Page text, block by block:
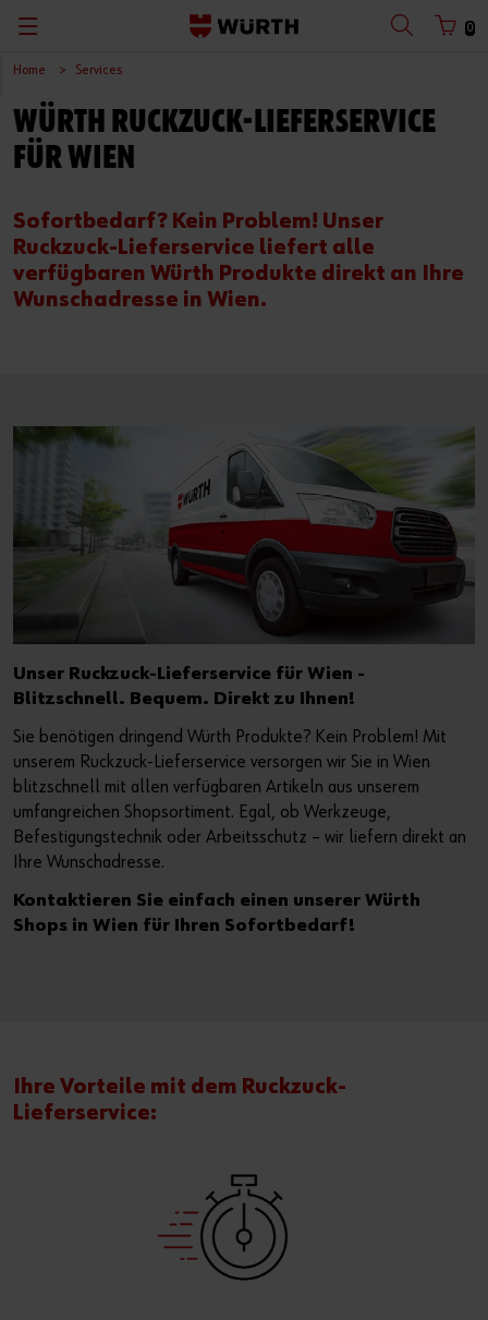
0
Home Services
WÜRTH RUCKZUCK-LIEFERSERVICE
FÜR WIEN
Sofortbedarf? Kein Problem! Unser
Ruckzuck-Lieferservice liefert alle
verfügbaren Würth Produkte direkt an Ihre
Wunschadresse in Wien.
Unser Ruckzuck-Lieferservice für Wien -
Blitzschnell. Bequem. Direkt zu Ihnen!
Sie benötigen dringend Würth Produkte? Kein Problem! Mit
unserem Ruckzuck-Lieferservice versorgen wir Sie in Wien
blitzschnell mit allen verfügbaren Artikeln aus unserem
umfangreichen Shopsortiment. Egal, ob Werkzeuge,
Befestigungstechnik oder Arbeitsschutz – wir liefern direkt an
Ihre Wunschadresse.
Kontaktieren Sie einfach einen unserer Würth
Shops in Wien für Ihren Sofortbedarf!
Ihre Vorteile mit dem Ruckzuck-
Lieferservice: